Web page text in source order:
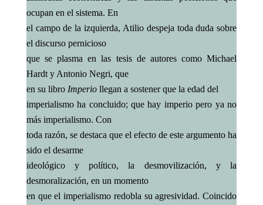
ocupan en el sistema. En
el campo de la izquierda, Atilio despeja toda duda sobre
el discurso pernicioso
que se plasma en las tesis de autores como Michael
Hardt y Antonio Negri, que
en su libro Imperio llegan a sostener que la edad del
imperialismo ha concluido; que hay imperio pero ya no
más imperialismo. Con
toda razón, se destaca que el efecto de este argumento ha
sido el desarme
ideológico y político, la desmovilización, y la
desmoralización, en un momento
en que el imperialismo redobla su agresividad. Coincido